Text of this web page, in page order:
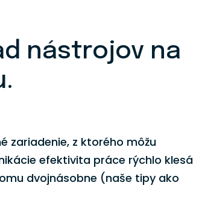
nástrojov na
zariadenie, z ktorého môžu
efektivita práce rýchlo klesá
dvojnásobne (naše tipy ako